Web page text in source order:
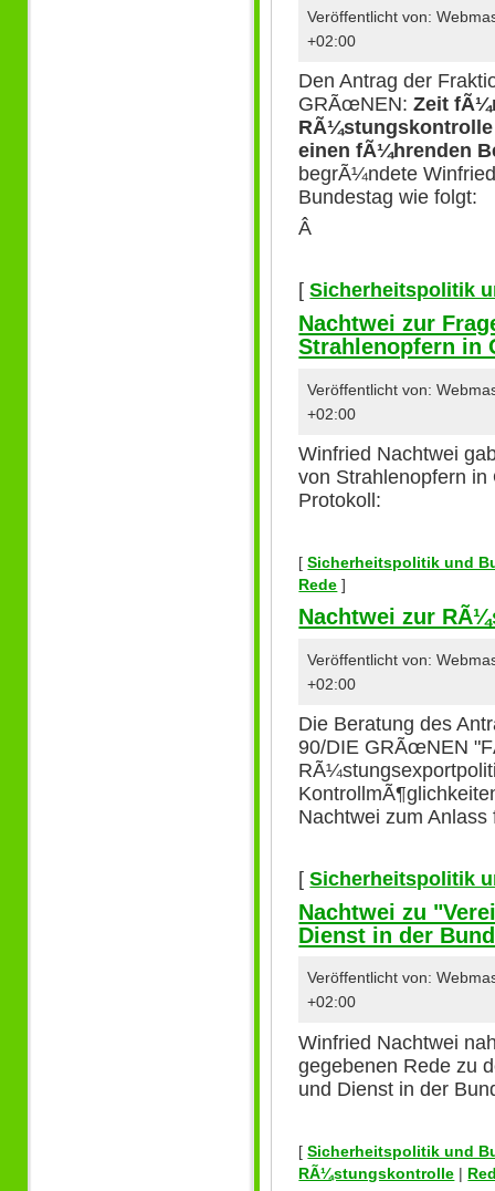
Veröffentlicht von:
+02:00
Den Antrag der
GRÃœNEN:Zeit
einen fÃ¼hrenden
begrÃ¼ndete
Bundestag wie folgt:
Â
[Sicherheitspolitik
Nachtwei zur
Strahlenopfern in
Veröffentlicht von:
+02:00
Winfried Nachtwei
von Strahlenopfern
Protokoll:
[Sicherheitspolitik und
Rede ]
Nachtwei zur
Veröffentlicht von:
+02:00
Die Beratung des
90/DIE GRÃœNEN
Nachtwei zum
[Sicherheitspolitik
Nachtwei zu
Dienst in der
Veröffentlicht von:
+02:00
Winfried Nachtwei
gegebenen Rede zu
und Dienst in der
[Sicherheitspolitik und
RÃ¼stungskontrolle |